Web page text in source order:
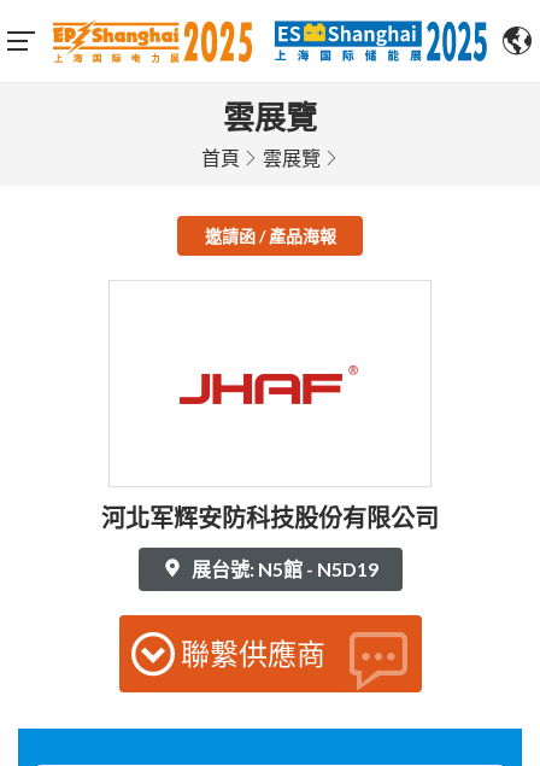
雲展覽
首頁 雲展覽
邀請函 / 產品海報
河北军辉安防科技股份有限公司
展台號: N5館 - N5D19
聯繫供應商